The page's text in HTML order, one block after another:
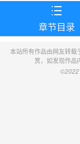

章节目录
本站所有作品由网友转载
赏，如发现作品
©2022